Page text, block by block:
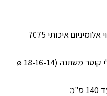
מקל הליכה קל משקל במיוחד עשוי אלומיניום איכותי 7075
המקל מחולק לשלושה חלקים בעלי קוטר משתנה (ø 18-16-14